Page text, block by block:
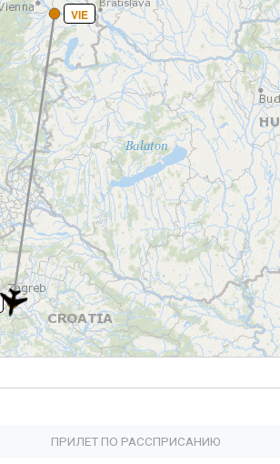
VIE
ПРИЛЕТ ПО РАССПРИСАНИЮ